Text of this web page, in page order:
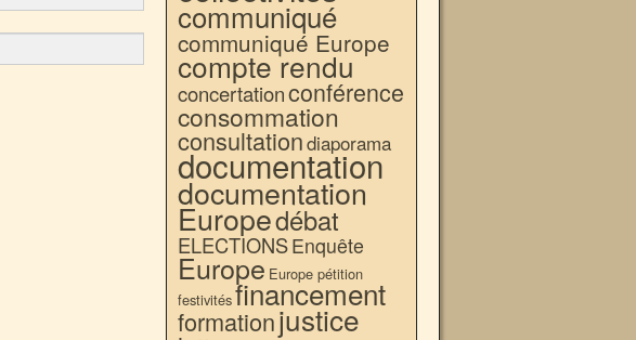
communiqué
communiqué Europe
compte rendu
concertationconférence
consommation
consultationdiaporama
documentation
documentation
Europedébat
ELECTIONSEnquête
Europe Europe pétition
festivitésfinancement
formationjustice